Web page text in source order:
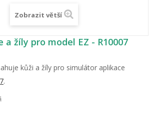
Zobrazit větší
a žíly pro model EZ - R10007
kůži a žíly pro simulátor aplikace
.